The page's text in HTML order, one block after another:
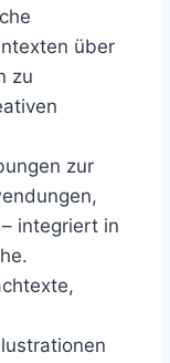
über
zu
zur
integriert in